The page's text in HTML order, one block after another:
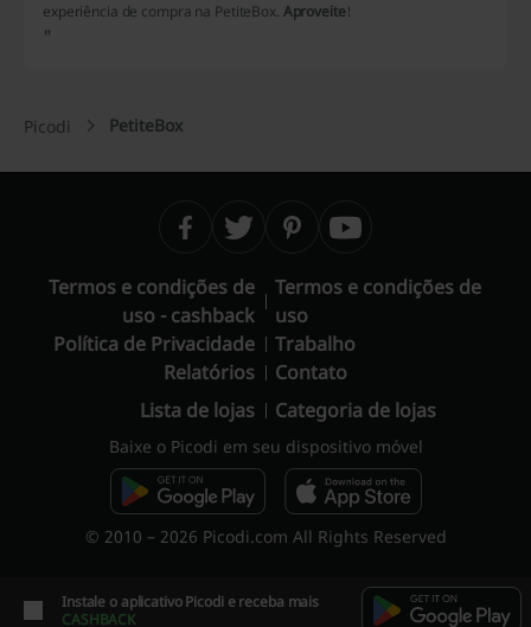
Instale o aplicativo Picodi e receba mais
CASHBACK
experiência de compra na PetiteBox. Aproveite!
"
Picodi PetiteBox
Termos e condições de
uso - cashback
Termos e condições de
uso
Política de Privacidade
Trabalho
Relatórios
Contato
Lista de lojas
Categoria de lojas
Baixe o Picodi em seu dispositivo móvel
© 2010 – 2026 Picodi.com All Rights Reserved